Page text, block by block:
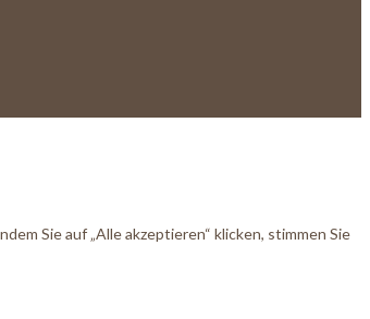
Sie auf „Alle akzeptieren“ klicken, stimmen Sie